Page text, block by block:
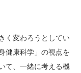
く変わろうとしてい
健康科学」の視点を
て、一緒に考える機